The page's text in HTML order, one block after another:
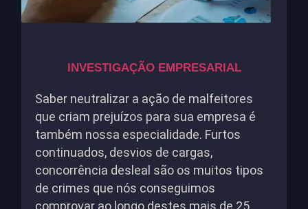
INVESTIGAÇÃO EMPRESARIAL
Saber neutralizar a ação de malfeitores
que criam prejuízos para sua empresa é
também nossa especialidade. Furtos
continuados, desvios de cargas,
concorrência desleal são os muitos tipos
de crimes que nós conseguimos
comprovar ao longo destes mais de 25